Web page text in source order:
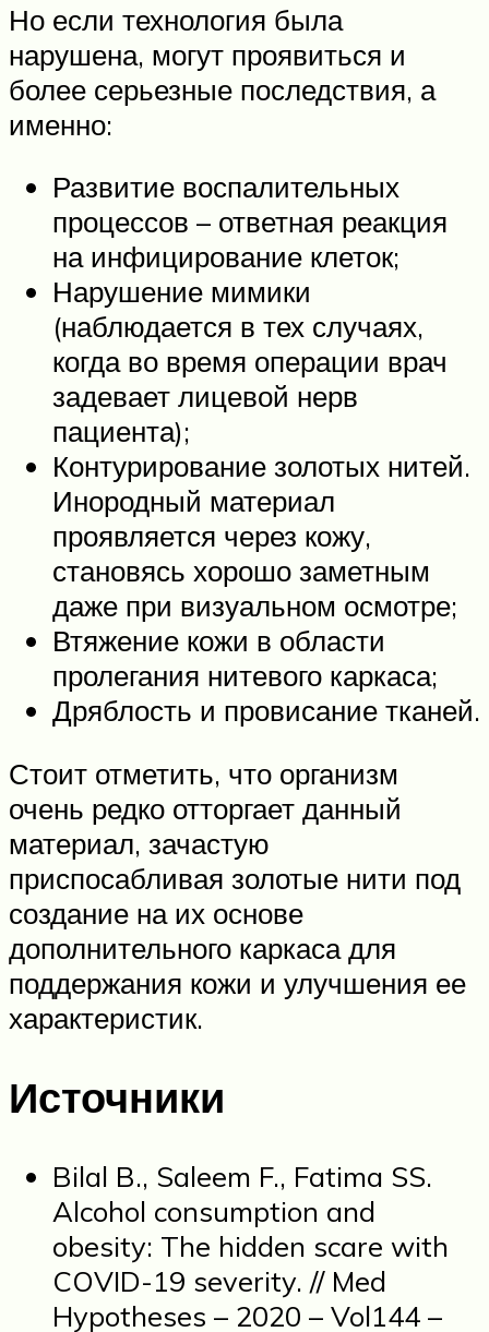
Но если технология была
нарушена, могут проявиться и
более серьезные последствия, а
именно:
Развитие воспалительных
процессов – ответная реакция
на инфицирование клеток;
Нарушение мимики
(наблюдается в тех случаях,
когда во время операции врач
задевает лицевой нерв
пациента);
Контурирование золотых нитей.
Инородный материал
проявляется через кожу,
становясь хорошо заметным
даже при визуальном осмотре;
Втяжение кожи в области
пролегания нитевого каркаса;
Дряблость и провисание тканей.
Стоит отметить, что организм
очень редко отторгает данный
материал, зачастую
приспосабливая золотые нити под
создание на их основе
дополнительного каркаса для
поддержания кожи и улучшения ее
характеристик.
Источники
Bilal B., Saleem F., Fatima SS.
Alcohol consumption and
obesity: The hidden scare with
COVID-19 severity. // Med
Hypotheses – 2020 – Vol144 –